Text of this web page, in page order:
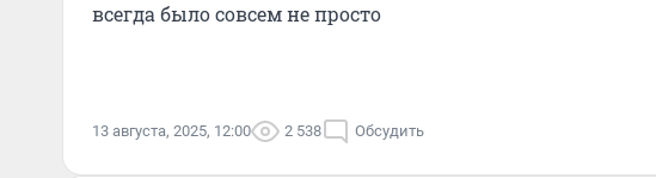
всегда было совсем не просто
13 августа, 2025, 12:00 2 538 Обсудить